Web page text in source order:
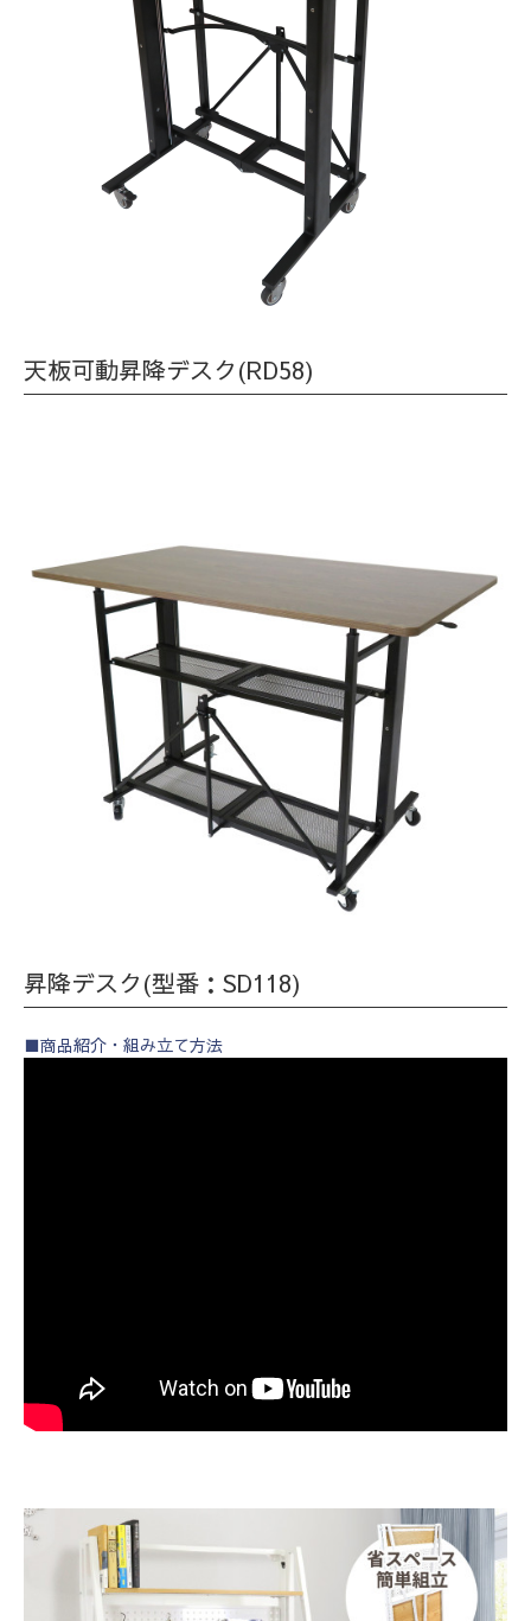
天板可動昇降デスク(RD58)
昇降デスク(型番：SD118)
■商品紹介・組み立て方法